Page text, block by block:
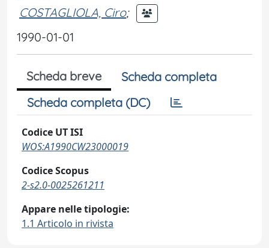
COSTAGLIOLA, Ciro;
1990-01-01
Scheda breve
Scheda completa
Scheda completa (DC)
Codice UT ISI
WOS:A1990CW23000019
Codice Scopus
2-s2.0-0025261211
Appare nelle tipologie:
1.1 Articolo in rivista